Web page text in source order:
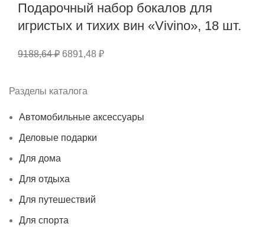
Подарочный набор бокалов для
игристых и тихих вин «Vivino», 18 шт.
9188,64₽ 6891,48 ₽
Разделы каталога
Автомобильные аксессуары
Деловые подарки
Для дома
Для отдыха
Для путешествий
Для спорта